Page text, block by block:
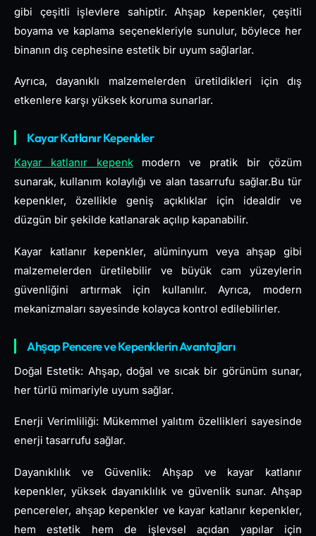
gibi çeşitli işlevlere sahiptir. Ahşap kepenkler, çeşitli
boyama ve kaplama seçenekleriyle sunulur, böylece her
binanın dış cephesine estetik bir uyum sağlarlar.
Ayrıca, dayanıklı malzemelerden üretildikleri için dış
etkenlere karşı yüksek koruma sunarlar.
Kayar Katlanır Kepenkler
Kayar katlanır kepenkmodern ve pratik bir çözüm
sunarak, kullanım kolaylığı ve alan tasarrufu sağlar.Bu tür
kepenkler, özellikle geniş açıklıklar için idealdir ve
düzgün bir şekilde katlanarak açılıp kapanabilir.
Kayar katlanır kepenkler, alüminyum veya ahşap gibi
malzemelerden üretilebilir ve büyük cam yüzeylerin
güvenliğini artırmak için kullanılır. Ayrıca, modern
mekanizmaları sayesinde kolayca kontrol edilebilirler.
Ahşap Pencere ve Kepenklerin Avantajları
Doğal Estetik: Ahşap, doğal ve sıcak bir görünüm sunar,
her türlü mimariyle uyum sağlar.
Enerji Verimliliği: Mükemmel yalıtım özellikleri sayesinde
enerji tasarrufu sağlar.
Dayanıklılık ve Güvenlik: Ahşap ve kayar katlanır
kepenkler, yüksek dayanıklılık ve güvenlik sunar. Ahşap
pencereler, ahşap kepenkler ve kayar katlanır kepenkler,
hem estetik hem de işlevsel açıdan yapılar için